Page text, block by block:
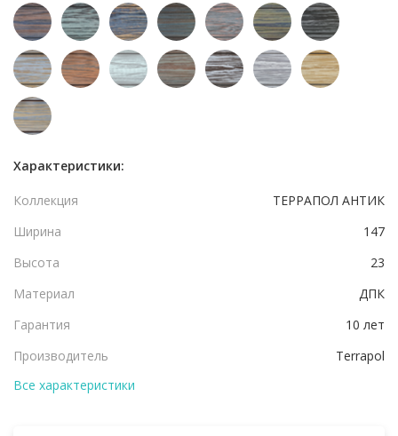
Характеристики:
Коллекция
ТЕРРАПОЛ АНТИК
Ширина
147
Высота
23
Материал
ДПК
Гарантия
10 лет
Производитель
Terrapol
Все характеристики